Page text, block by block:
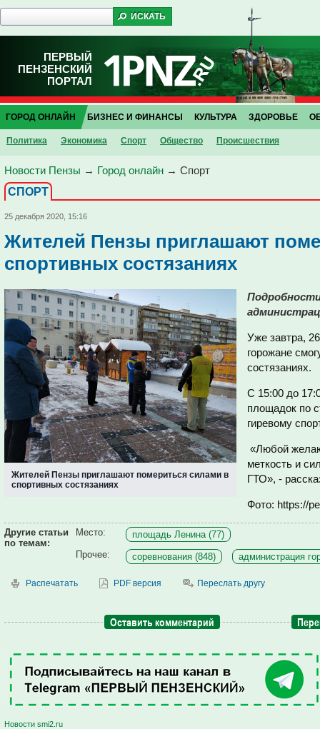
ПЕРВЫЙ
ПЕНЗЕНСКИЙ
ПОРТАЛ
ГОРОД ОНЛАЙН
Политика Экономика Спорт Общество Проиcшествия
БИЗНЕС И ФИНАНСЫ КУЛЬТУРА ЗДОРОВЬЕ
Новости Пензы → Город онлайн → Спорт
СПОРТ
25 декабря 2020, 15:16
Жителей Пензы приглашают
спортивных состязаниях
Жителей Пензы приглашают помериться силами в
спортивных состязаниях
Подробности
Уже завтра,
горожане
состязаниях.
С 15:00 до
площадок по
гиревому
«Любой
меткость и
ГТО», -
Фото: https://
Другие статьи
по темам:
Место:
площадь Ленина (77)
Прочее:
соревнования (848) администрация
Распечатать PDF версия Переслать другу
Оставить комментарий
Новости smi2.ru